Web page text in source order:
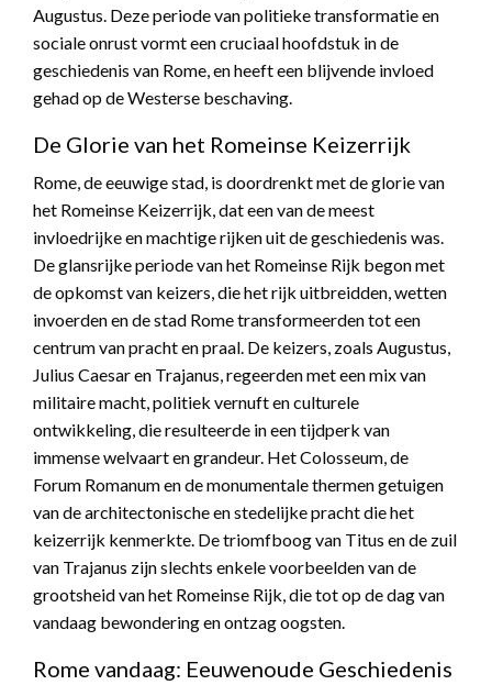
Augustus. Deze periode van politieke transformatie en
sociale onrust vormt een cruciaal hoofdstuk in de
geschiedenis van Rome, en heeft een blijvende invloed
gehad op de Westerse beschaving.
De Glorie van het Romeinse Keizerrijk
Rome, de eeuwige stad, is doordrenkt met de glorie van
het Romeinse Keizerrijk, dat een van de meest
invloedrijke en machtige rijken uit de geschiedenis was.
De glansrijke periode van het Romeinse Rijk begon met
de opkomst van keizers, die het rijk uitbreidden, wetten
invoerden en de stad Rome transformeerden tot een
centrum van pracht en praal. De keizers, zoals Augustus,
Julius Caesar en Trajanus, regeerden met een mix van
militaire macht, politiek vernuft en culturele
ontwikkeling, die resulteerde in een tijdperk van
immense welvaart en grandeur. Het Colosseum, de
Forum Romanum en de monumentale thermen getuigen
van de architectonische en stedelijke pracht die het
keizerrijk kenmerkte. De triomfboog van Titus en de zuil
van Trajanus zijn slechts enkele voorbeelden van de
grootsheid van het Romeinse Rijk, die tot op de dag van
vandaag bewondering en ontzag oogsten.
Rome vandaag: Eeuwenoude Geschiedenis